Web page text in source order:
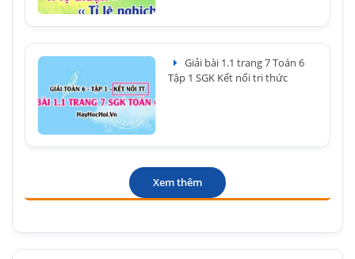
Giải bài 1.1 trang 7 Toán 6
Tập 1 SGK Kết nối tri thức
Xem thêm